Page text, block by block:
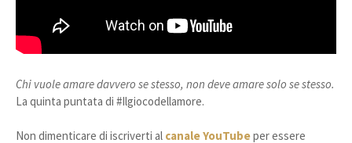
Chi vuole amare davvero se stesso, non deve amare solo se stesso.
La quinta puntata di #Ilgiocodellamore.
Non dimenticare di iscriverti al canale YouTubeper essere